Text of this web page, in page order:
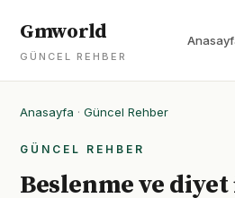
Gmworld
GÜNCEL REHBER
Anasayfa · Güncel Rehber
GÜNCEL REHBER
Beslenme ve